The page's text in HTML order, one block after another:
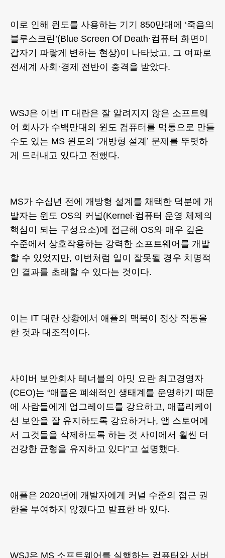
이로 인해 윈도를 사용하는 기기 850만대에 ‘죽음의
블루스크린’(Blue Screen Of Death·컴퓨터 화면이
갑자기 파랗게 변하는 현상)이 나타났고, 그 여파로
전세계 사회·경제 전반이 충격을 받았다.
WSJ은 이번 IT 대란은 잘 알려지지 않은 소프트웨
어 회사가 수백만대의 윈도 컴퓨터를 먹통으로 만들
수도 있는 MS 윈도의 ‘개방형 설계’ 문제를 뚜렷하
게 드러내고 있다고 전했다.
MS가 수십년 전에 개방형 설계를 채택한 덕분에 개
발자는 윈도 OS의 커널(Kernel·컴퓨터 운영 체제의
핵심이 되는 구성요소)에 접근해 OS와 매우 깊은
수준에서 상호작용하는 강력한 소프트웨어를 개발
할 수 있었지만, 이번처럼 일이 잘못될 경우 치명적
인 결과를 초래할 수 있다는 것이다.
이는 IT 대란 상황에서 애플의 맥북이 정상 작동을
한 것과 대조적이다.
사이버 보안회사 테너블의 아밋 요란 최고경영자
(CEO)는 “애플은 폐쇄적인 생태계를 운영하기 때문
에 사람들에게 업그레이드를 강요하고, 애플리케이
션 보안을 잘 유지하도록 강요하거나, 앱 스토어에
서 그것들을 삭제하도록 하는 것 사이에서 훨씬 더
건강한 균형을 유지하고 있다”고 설명했다.
애플은 2020년에 개발자에게 커널 수준의 접근 권
한을 부여하지 않겠다고 발표한 바 있다.
WSJ은 MS 소프트웨어를 실행하는 컴퓨터와 서버